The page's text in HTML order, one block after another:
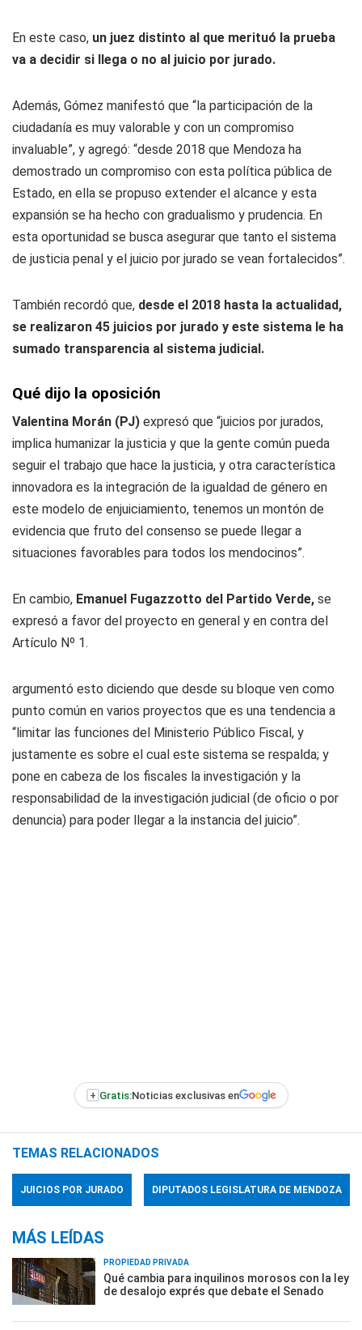
En este caso, un juez distinto al que merituó la prueba
va a decidir si llega o no al juicio por jurado.
Además, Gómez manifestó que “la participación de la
ciudadanía es muy valorable y con un compromiso
invaluable”, y agregó: “desde 2018 que Mendoza ha
demostrado un compromiso con esta política pública de
Estado, en ella se propuso extender el alcance y esta
expansión se ha hecho con gradualismo y prudencia. En
esta oportunidad se busca asegurar que tanto el sistema
de justicia penal y el juicio por jurado se vean fortalecidos”.
También recordó que, desde el 2018 hasta la actualidad,
se realizaron 45 juicios por jurado y este sistema le ha
sumado transparencia al sistema judicial.
Qué dijo la oposición
Valentina Morán (PJ) expresó que “juicios por jurados,
implica humanizar la justicia y que la gente común pueda
seguir el trabajo que hace la justicia, y otra característica
innovadora es la integración de la igualdad de género en
este modelo de enjuiciamiento, tenemos un montón de
evidencia que fruto del consenso se puede llegar a
situaciones favorables para todos los mendocinos”.
En cambio, Emanuel Fugazzotto del Partido Verde, se
expresó a favor del proyecto en general y en contra del
Artículo Nº 1.
argumentó esto diciendo que desde su bloque ven como
punto común en varios proyectos que es una tendencia a
“limitar las funciones del Ministerio Público Fiscal, y
justamente es sobre el cual este sistema se respalda; y
pone en cabeza de los fiscales la investigación y la
responsabilidad de la investigación judicial (de oficio o por
denuncia) para poder llegar a la instancia del juicio”.
+ Gratis:Noticias exclusivas en
TEMAS RELACIONADOS
JUICIOS POR JURADO DIPUTADOS LEGISLATURA DE MENDOZA
MÁS LEÍDAS
PROPIEDAD PRIVADA
Qué cambia para inquilinos morosos con la ley
de desalojo exprés que debate el Senado